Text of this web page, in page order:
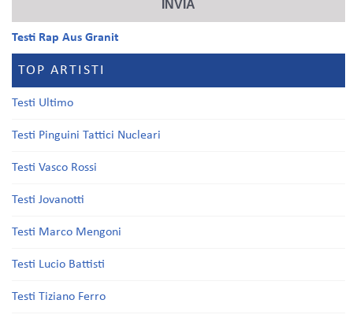
Testi Rap Aus Granit
TOP ARTISTI
Testi Ultimo
Testi Pinguini Tattici Nucleari
Testi Vasco Rossi
Testi Jovanotti
Testi Marco Mengoni
Testi Lucio Battisti
Testi Tiziano Ferro